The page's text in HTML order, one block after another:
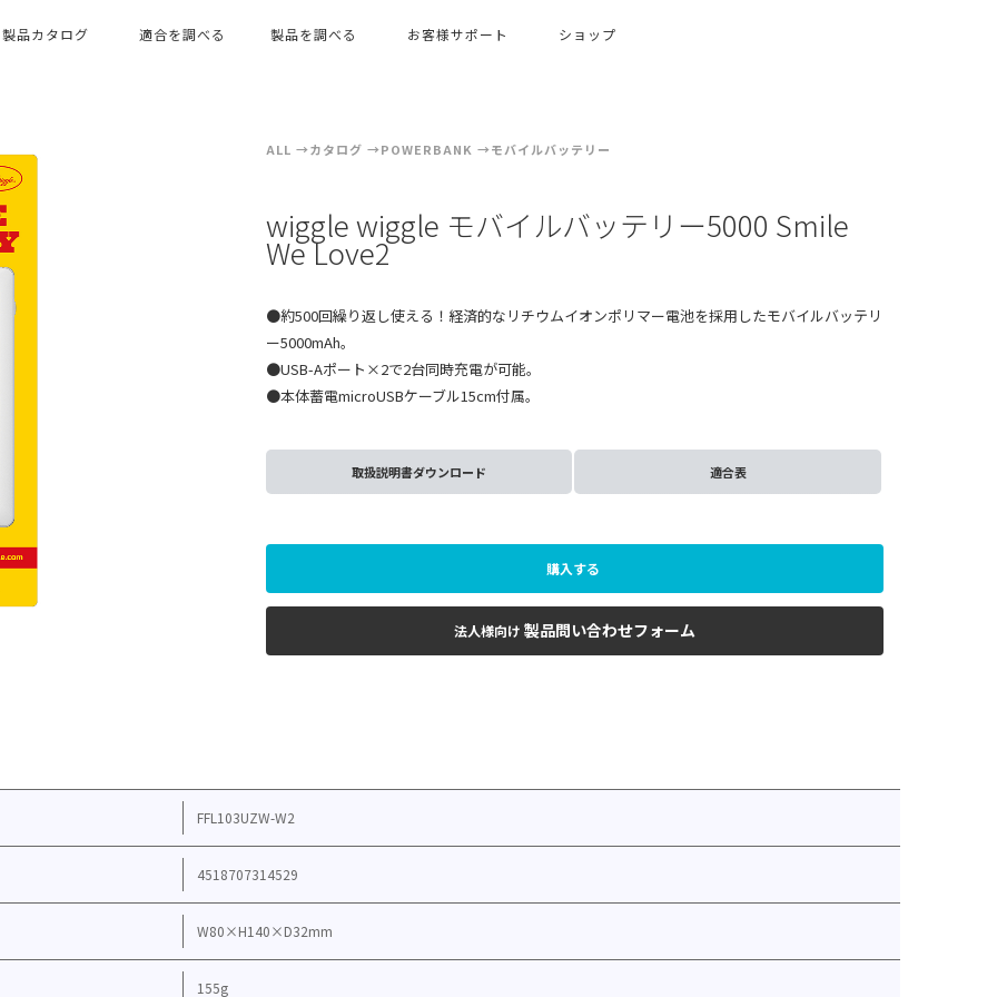
製品カタログ 適合を調べる 製品を調べる お客様サポート ショップ
ALL カタログ POWERBANK モバイルバッテリー
wiggle wiggle モバイルバッテリー5000 Smile
We Love2
●約500回繰り返し使える！経済的なリチウムイオンポリマー電池を採⽤したモバイルバッテリ
ー5000mAh。
●USB-Aポート×2で2台同時充電が可能。
●本体蓄電microUSBケーブル15cm付属。
取扱説明書ダウンロード 適合表
購入する
法人様向け 製品問い合わせフォーム
FFL103UZW-W2
4518707314529
W80×H140×D32mm
155g